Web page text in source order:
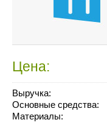
Цена:
Выручка:
Основные средства:
Материалы: